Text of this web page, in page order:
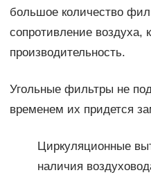
большое количество
сопротивление воздуха,
производительность.
Угольные фильтры не
временем их придется
Циркуляционные
наличия